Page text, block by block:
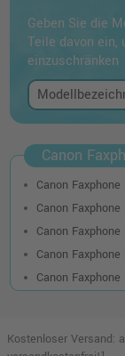
Geben Sie die
Teile davon ein,
einzuschränken
Canon
Canon Faxphone
Canon Faxphone
Canon Faxphone
Canon Faxphone
Canon Faxphone
Kostenloser Versand: